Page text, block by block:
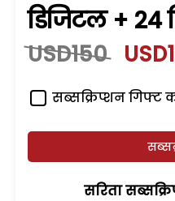
डिजिटल + 24
USD150
सब्सक्रिप्शन गिफ्ट
सरिता